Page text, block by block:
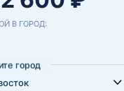
В ГОРОД:
город